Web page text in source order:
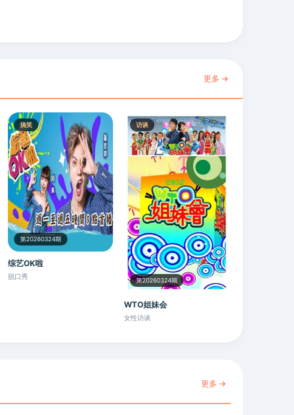
更多 →
搞笑
第20260324期
综艺OK啦
脱口秀
访谈
第20260324期
WTO姐妹会
女性访谈
更多 →